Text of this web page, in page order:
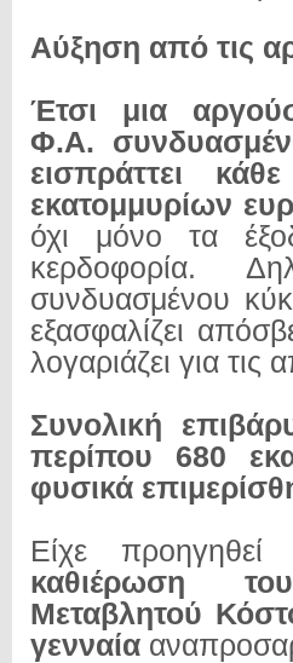
Αύξηση από τις
Έτσι μια
Φ.Α.
εισπράττει
εκατομμυρίων
όχι μόνο τα
κερδοφορία.
συνδυασμένου
εξασφαλίζει
λογαριάζει για τις
Συνολική
περίπου 680
φυσικά
Είχε
καθιέρωση
Μεταβλητού
γενναία